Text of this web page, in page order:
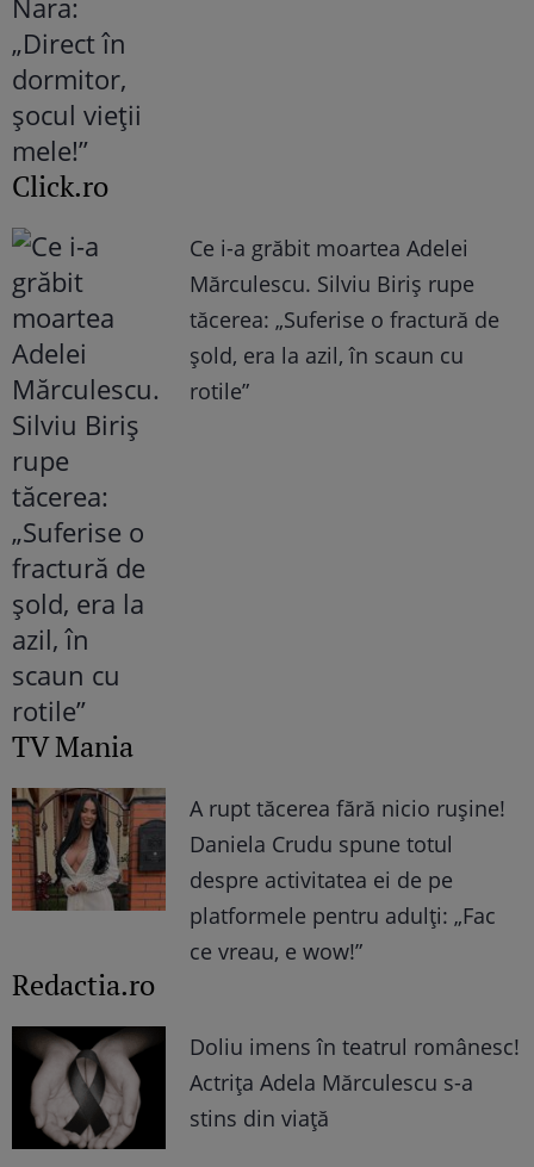
Click.ro
Ce i-a grăbit moartea Adelei
Mărculescu. Silviu Biriș rupe
tăcerea: „Suferise o fractură de
șold, era la azil, în scaun cu
rotile”
TV Mania
A rupt tăcerea fără nicio rușine!
Daniela Crudu spune totul
despre activitatea ei de pe
platformele pentru adulți: „Fac
ce vreau, e wow!”
Redactia.ro
Doliu imens în teatrul românesc!
Actrița Adela Mărculescu s-a
stins din viață